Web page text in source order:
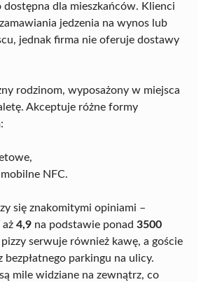
dostępna dla mieszkańców. Klienci
jedzenia na wynos lub
jednak firma nie oferuje dostawy
rodzinom, wyposażony w miejsca
Akceptuje różne formy
NFC.
się znakomitymi opiniami –
aż 4,9 na podstawie ponad 3500
serwuje również kawę, a goście
bezpłatnego parkingu na ulicy.
mile widziane na zewnątrz, co